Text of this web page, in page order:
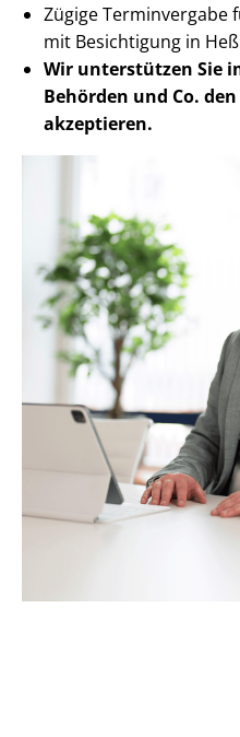
Zügige Terminvergabe
mit Besichtigung in
Wir unterstützen Sie
Behörden und Co.
akzeptieren.